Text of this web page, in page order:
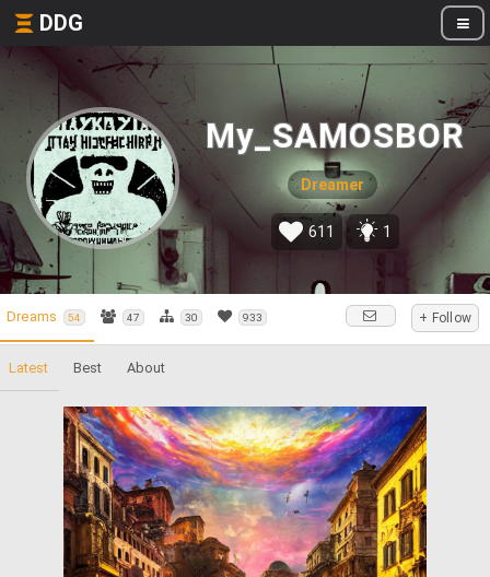
DDG
My_SAMOSBOR
Dreamer
611 1
Dreams 54 47 30 933 + Follow
Latest Best About